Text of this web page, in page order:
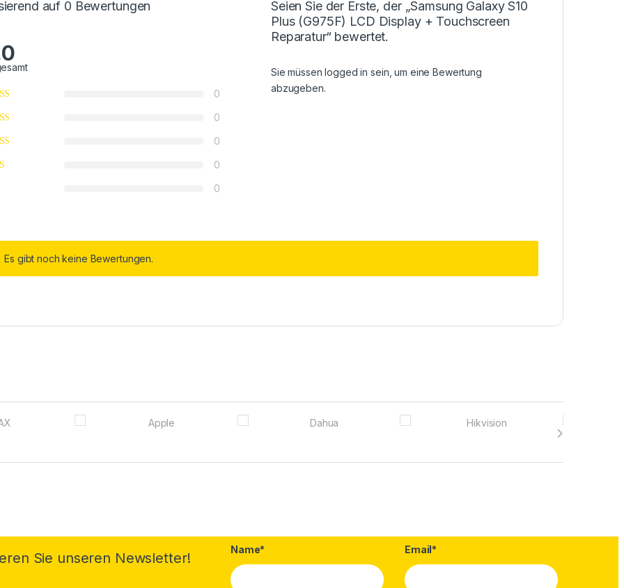
auf 0 Bewertungen
0
0
0
0
0
Seien Sie der Erste, der „Samsung Galaxy S10
Plus (G975F) LCD Display + Touchscreen
Reparatur“ bewertet.
Sie müssenlogged in sein, um eine Bewertung
abzugeben.
Es gibt noch keine Bewertungen.
Sie unseren Newsletter!
Name* Email*